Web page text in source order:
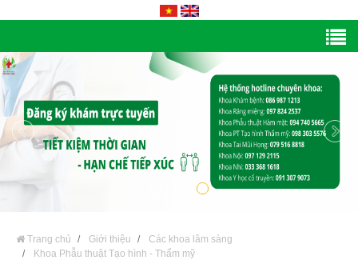
Trang chủ Giới thiệu
Các khoa lâm sàng
Khoa Phẫu thuật Tạo hình - Thẩm mỹ